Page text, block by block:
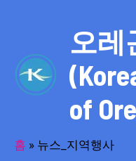
오레
of
홈 » 뉴스_지역행사
반세기의 세월을
오레곤한인회